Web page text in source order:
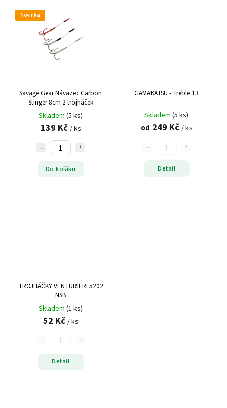
Novinka
Savage Gear Návazec Carbon
Stinger 8cm 2 trojháček
Skladem (5 ks)
139 Kč / ks
Do košíku
GAMAKATSU - Treble 13
Skladem (5 ks)
od 249 Kč / ks
Detail
TROJHÁČKY VENTURIERI 5202
NSB
Skladem (1 ks)
52 Kč / ks
Detail